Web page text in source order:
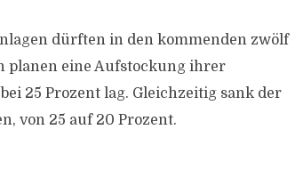
dürften in den kommenden zwölf
planen eine Aufstockung ihrer
25 Prozent lag. Gleichzeitig sank der
von 25 auf 20 Prozent.